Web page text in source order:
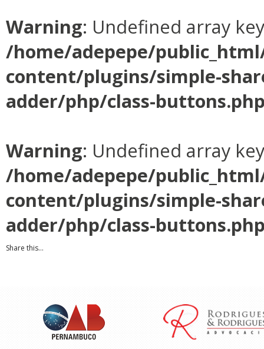
Warning: Undefined array
/home/adepepe/
content/plugins/simple-
adder/php/class-
Warning: Undefined array
/home/adepepe/
content/plugins/simple-
adder/php/class-
Share this...